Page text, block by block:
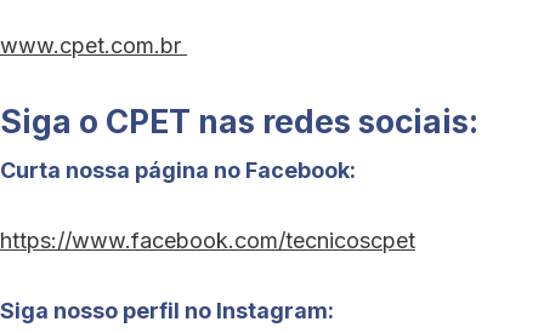
www.cpet.com.br
Siga o CPET nas redes sociais:
Curta nossa página no Facebook:
https://www.facebook.com/tecnicoscpet
Siga nosso perfil no Instagram: